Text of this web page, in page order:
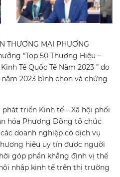
THƯƠNG MẠI PHƯƠNG
“Top 50 Thương Hiệu –
Tế Quốc Tế Năm 2023 ” do
2023 bình chọn và chứng
triển Kinh tế – Xã hội phối
hóa Phương Đông tổ chức
doanh nghiệp có dịch vụ
hiệu uy tín được người
góp phần khẳng định vị thế
nhập kinh tế trên thị trường